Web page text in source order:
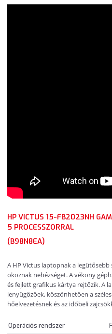
HP VICTUS 15-FB2023NH
5 PROCESSZORRAL
(B98N8EA)
A HP Victus laptopnak a
okoznak nehézséget. A vékony
és fejlett grafikus kártya rejtőzik. A
lenyűgözőek, köszönhetően a
hőelvezetésnek és az időbeli
Operációs rendszer